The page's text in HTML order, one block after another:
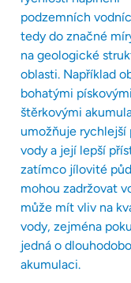
podzemních
tedy do značné
na geologické
oblasti. Například
bohatými
štěrkovými
umožňuje rychlejší
vody a její lepší
zatímco jílovité
mohou zadržovat
může mít vliv na
vody, zejména
jedná o
akumulaci.